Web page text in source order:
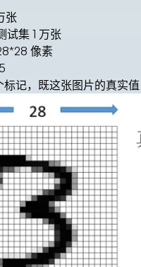
张
试集 1 万张
像素
记，既这张图片的真实值